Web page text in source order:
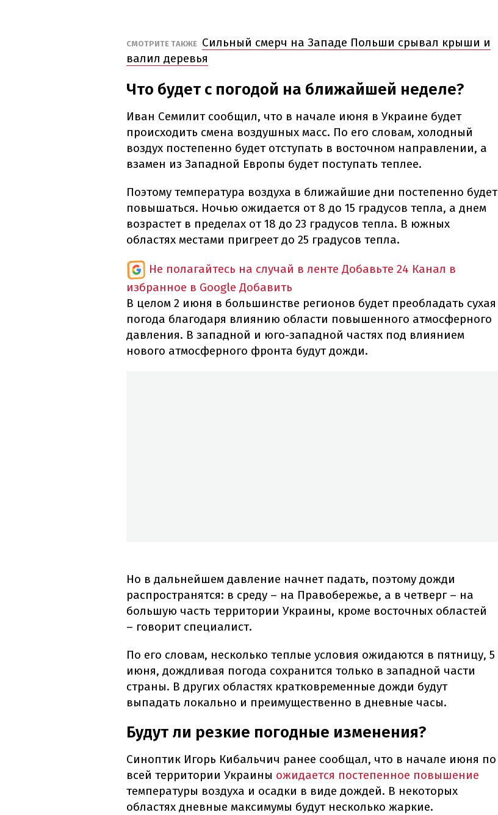
СМОТРИТЕ ТАКЖЕ Сильный смерч на Западе Польши срывал крыши и
валил деревья
Что будет с погодой на ближайшей неделе?
Иван Семилит сообщил, что в начале июня в Украине будет
происходить смена воздушных масс. По его словам, холодный
воздух постепенно будет отступать в восточном направлении, а
взамен из Западной Европы будет поступать теплее.
Поэтому температура воздуха в ближайшие дни постепенно будет
повышаться. Ночью ожидается от 8 до 15 градусов тепла, а днем
возрастет в пределах от 18 до 23 градусов тепла. В южных
областях местами пригреет до 25 градусов тепла.
Не полагайтесь на случай в ленте Добавьте 24 Канал в
избранное в Google Добавить
В целом 2 июня в большинстве регионов будет преобладать сухая
погода благодаря влиянию области повышенного атмосферного
давления. В западной и юго-западной частях под влиянием
нового атмосферного фронта будут дожди.
Но в дальнейшем давление начнет падать, поэтому дожди
распространятся: в среду – на Правобережье, а в четверг – на
большую часть территории Украины, кроме восточных областей
– говорит специалист.
По его словам, несколько теплые условия ожидаются в пятницу, 5
июня, дождливая погода сохранится только в западной части
страны. В других областях кратковременные дожди будут
выпадать локально и преимущественно в дневные часы.
Будут ли резкие погодные изменения?
Синоптик Игорь Кибальчич ранее сообщал, что в начале июня по
всей территории Украины ожидается постепенное повышение
температуры воздуха и осадки в виде дождей. В некоторых
областях дневные максимумы будут несколько жаркие.